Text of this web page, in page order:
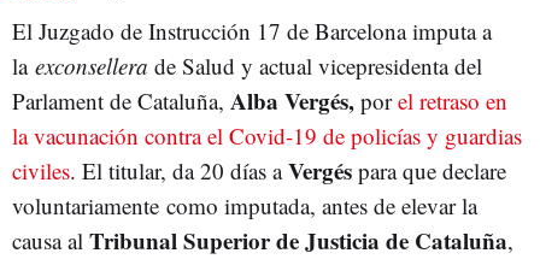
El Juzgado de Instrucción 17 de Barcelona imputa a
laexconsellera de Salud y actual vicepresidenta del
Parlament de Cataluña, Alba Vergés, porel retraso en
la vacunación contra el Covid-19 de policías y guardias
civiles. El titular, da 20 días aVergés para que declare
voluntariamente como imputada, antes de elevar la
causa al Tribunal Superior de Justicia de Cataluña,